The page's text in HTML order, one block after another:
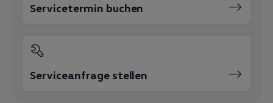
Servicetermin buchen
Serviceanfrage stellen